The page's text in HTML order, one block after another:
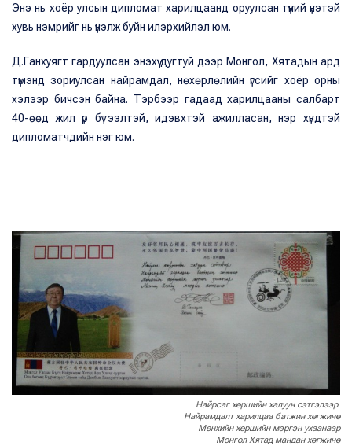
Энэ нь хоёр улсын дипломат харилцаанд оруулсан түүний үнэтэй
хувь нэмрийг нь үнэлж буйн илэрхийлэл юм.
Д.Ганхуягт гардуулсан энэхүү дугтуй дээр Монгол, Хятадын ард
түмэнд зориулсан найрамдал, нөхөрлөлийн үгсийг хоёр орны
хэлээр бичсэн байна. Тэрбээр гадаад харилцааны салбарт
40-өөд жил үр бүтээлтэй, идэвхтэй ажилласан, нэр хүндтэй
дипломатчдийн нэг юм.
Найрсаг хөршийн халуун сэтгэлээр
Найрамдалт харилцаа батжин хөгжинө
Мөнхийн хөршийн мэргэн ухаанаар
Монгол Хятад мандан хөгжинө